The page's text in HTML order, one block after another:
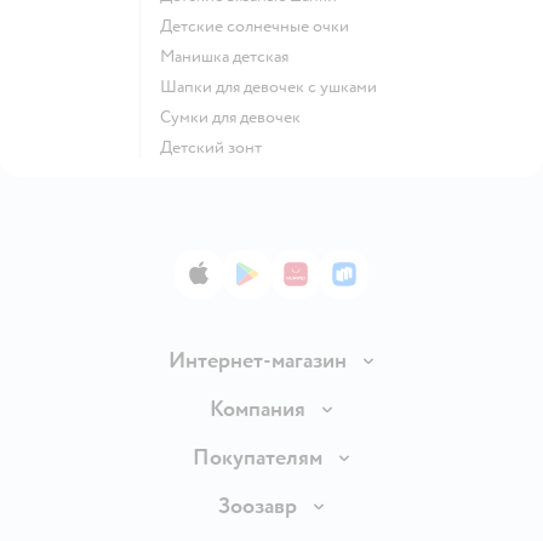
Детские солнечные очки
Манишка детская
Шапки для девочек с ушками
Сумки для девочек
Детский зонт
App StoreGoogle Play
AppGallery
RuStore
Интернет-магазин
Доставка и оплата
Обмен и возврат товара
Правила продажи
Компания
О компании
Инвесторам
Покупателям
Бонусные карты
Зоозавр